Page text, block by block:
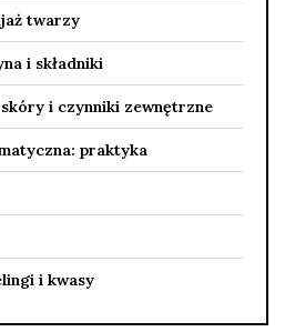
twarzy
i składniki
i czynniki zewnętrzne
praktyka
i kwasy